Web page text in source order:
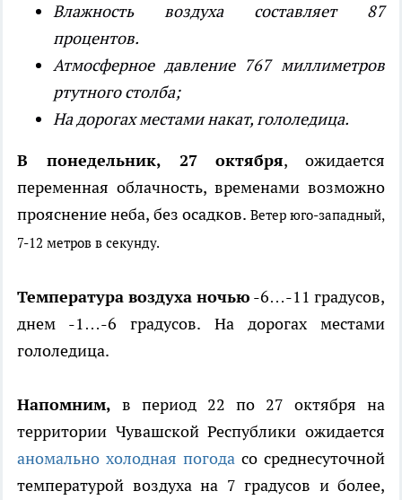
Влажность воздуха составляет 87
процентов.
Атмосферное давление 767 миллиметров
ртутного столба;
На дорогах местами накат, гололедица.
В понедельник, 27 октября, ожидается
переменная облачность, временами возможно
прояснение неба, без осадков. Ветер юго-западный,
7-12 метров в секунду.
Температура воздуха ночью -6…-11 градусов,
днем -1…-6 градусов. На дорогах местами
гололедица.
Напомним, в период 22 по 27 октября на
территории Чувашской Республики ожидается
аномально холодная погода со среднесуточной
температурой воздуха на 7 градусов и более,